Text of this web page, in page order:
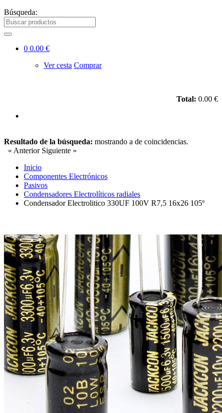
Búsqueda:
0 0.00 €
Ver cesta Comprar
Total: 0.00 €
Resultado de la búsqueda: mostrando a de coincidencias.
« Anterior Siguiente »
Inicio
Componentes Electrónicos
Pasivos
Condensadores Electrolíticos radiales
Condensador Electrolitico 330UF 100V R7,5 16x26 105º